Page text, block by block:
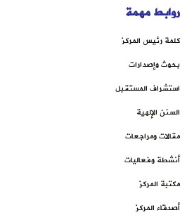
روابط مهمة
كلمة رئيس المركز
بحوث وإصدارات
استشراف المستقبل
السنن الإلهية
مقالات ومراجعات
أنشطة وفعاليات
مكتبة المركز
أصدقاء المركز